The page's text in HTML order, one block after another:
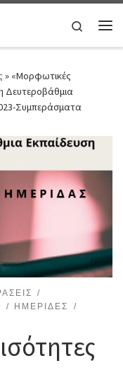
Search
» «Μορφωτικές
Δευτεροβάθμια
Συμπεράσματα
ΗΜΕΡΊΔΕΣ